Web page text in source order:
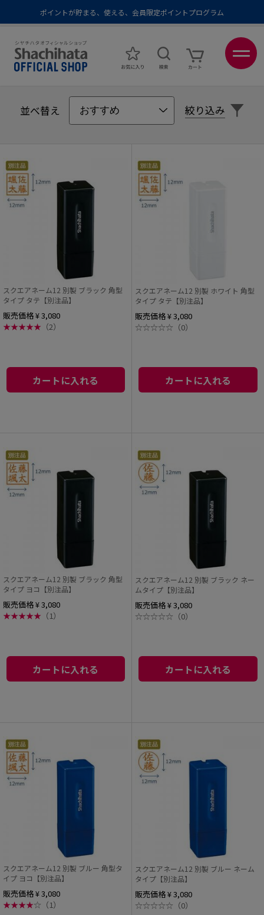
ポイントが貯まる、使える、会員限定ポイントプログラム
メール便1,500円以上 / 宅配便3,500円以上のお買い物で送料無料
あなたに最適なスタンプをシヤチハタがレコメンド
並べ替え 絞り込み
スクエアネーム12 別製 ブラック 角型
タイプ タテ【別注品】
販売価格 ¥ 3,080
★★★★★ （2）
カートに入れる
スクエアネーム12 別製 ホワイト 角型
タイプ タテ【別注品】
販売価格 ¥ 3,080
☆☆☆☆☆ （0）
カートに入れる
スクエアネーム12 別製 ブラック 角型
タイプ ヨコ【別注品】
販売価格 ¥ 3,080
★★★★★ （1）
カートに入れる
スクエアネーム12 別製 ブラック ネー
ムタイプ【別注品】
販売価格 ¥ 3,080
☆☆☆☆☆ （0）
カートに入れる
スクエアネーム12 別製 ブルー 角型タ
イプ ヨコ【別注品】
販売価格 ¥ 3,080
★★★★☆ （1）
スクエアネーム12 別製 ブルー ネーム
タイプ【別注品】
販売価格 ¥ 3,080
☆☆☆☆☆ （0）